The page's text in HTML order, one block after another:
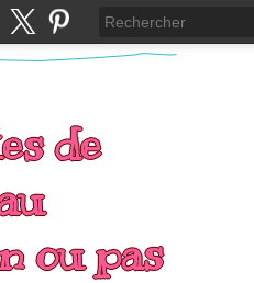
de
ou pas